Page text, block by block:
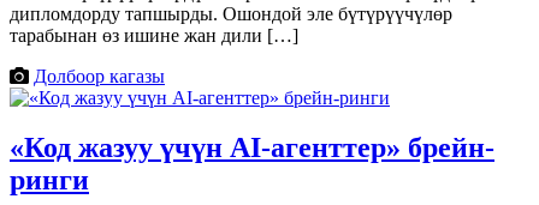
дипломдорду тапшырды. Ошондой эле бүтүрүүчүлөр
тарабынан өз ишине жан дили […]
Долбоор кагазы
«Код жазуу үчүн AI-агенттер» брейн-
ринги